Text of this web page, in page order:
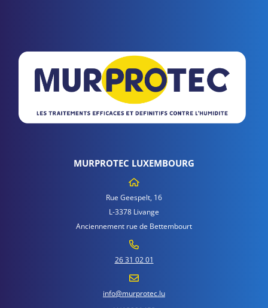
MURPROTEC LUXEMBOURG
Rue Geespelt, 16
L-3378 Livange
Anciennement rue de Bettembourt
26 31 02 01
info@murprotec.lu